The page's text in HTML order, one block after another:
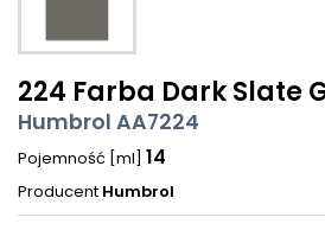
224 Farba Dark Slate
Humbrol AA7224
Pojemność [ml] 14
Producent Humbrol